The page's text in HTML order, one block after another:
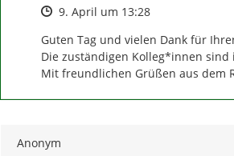
Zeitpunkt des Erstellens
9. April um 13:28
Guten Tag und vielen Dank für
Die zuständigen Kolleg*innen
Mit freundlichen Grüßen aus dem
Anonym